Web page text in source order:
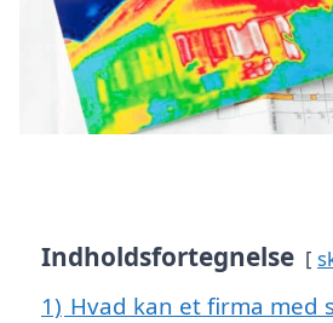
Indholdsfortegnelse
1) Hvad kan et firma med